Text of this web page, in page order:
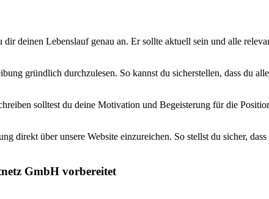
deinen Lebenslauf genau an. Er sollte aktuell sein und alle
gründlich durchzulesen. So kannst du sicherstellen, dass du
solltest du deine Motivation und Begeisterung für die
direkt über unsere Website einzureichen. So stellst du sicher,
GmbH vorbereitet